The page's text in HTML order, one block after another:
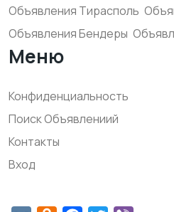
Объявления Тирасполь
Объявления Бендеры
Меню
Конфиденциальность
Поиск Объявлениий
Контакты
Вход